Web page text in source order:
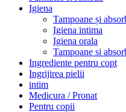
Igiena
Tampoane și
Igiena intima
Igiena orala
Tampoane si
Ingrediente pentru copt
Ingrijirea pielii
intim
Medicura / Pronat
Pentru copii